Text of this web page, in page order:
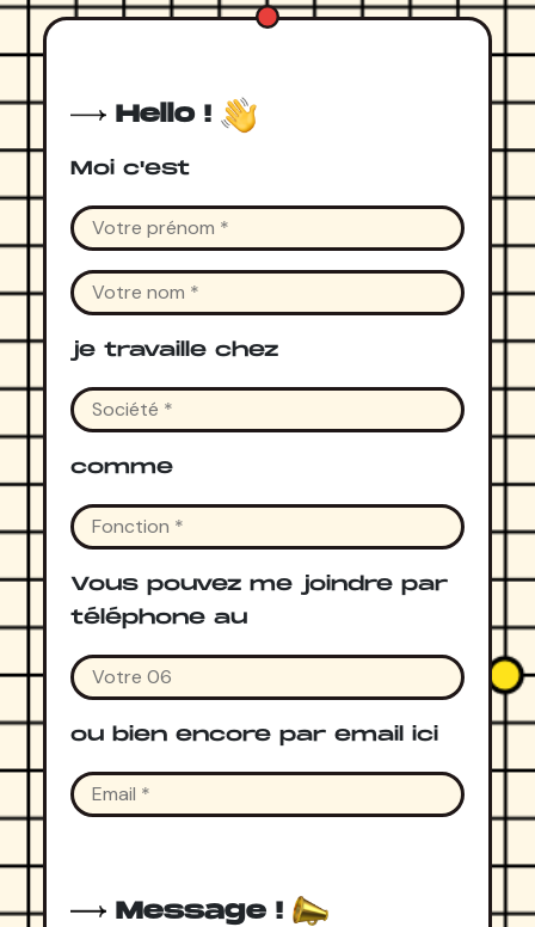
Hello !
Moi c'est
je travaille chez
comme
Vous pouvez me joindre par
téléphone au
ou bien encore par email ici
Message !